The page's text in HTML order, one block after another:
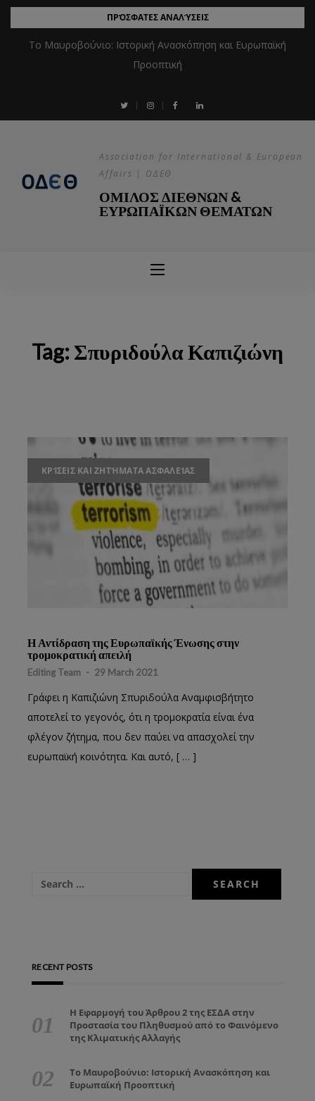
ΠΡΌΣΦΑΤΕΣ ΑΝΑΛΎΣΕΙΣ
Το Μαυροβούνιο: Ιστορική Ανασκόπηση και Ευρωπαϊκή
Προοπτική
Association for International & European
Affairs | ΟΔΕΘ
ΟΜΙΛΟΣ ΔΙΕΘΝΩΝ &
ΕΥΡΩΠΑΪΚΩΝ ΘΕΜΑΤΩΝ
Tag:Σπυριδούλα Καπιζιώνη
ΚΡΊΣΕΙΣ ΚΑΙ ΖΗΤΉΜΑΤΑ ΑΣΦΑΛΕΊΑΣ
Η Αντίδραση της Ευρωπαϊκής Ένωσης στην
τρομοκρατική απειλή
Editing Team - 29 March 2021
Γράφει η Καπιζιώνη Σπυριδούλα Αναμφισβήτητο
αποτελεί το γεγονός, ότι η τρομοκρατία είναι ένα
φλέγον ζήτημα, που δεν παύει να απασχολεί την
ευρωπαϊκή κοινότητα. Και αυτό, [ … ]
RECENT POSTS
Η Εφαρμογή του Άρθρου 2 της ΕΣΔΑ στην
Προστασία του Πληθυσμού από το Φαινόμενο
της Κλιματικής Αλλαγής
Το Μαυροβούνιο: Ιστορική Ανασκόπηση και
Ευρωπαϊκή Προοπτική